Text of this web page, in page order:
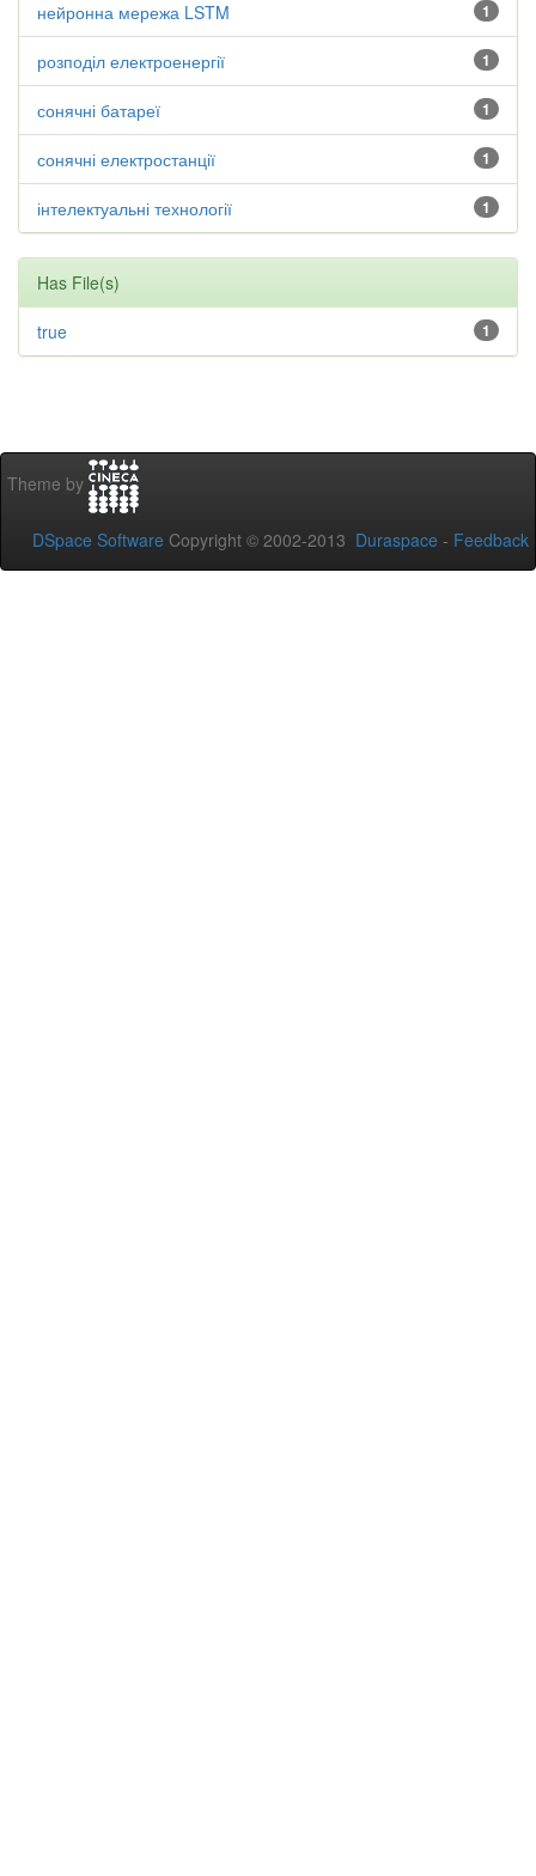
1
нейронна мережа LSTM
1
розподіл електроенергії
1
сонячні батареї
1
сонячні електростанції
1
інтелектуальні технології
Has File(s)
1
true
Theme by
DSpace Software Copyright © 2002-2013 Duraspace - Feedback